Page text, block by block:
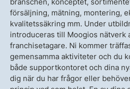
försäljning, mätning, montering,
kvalitetssäkring mm. Under
introduceras till Moogios nätverk
franchisetagare. Ni kommer
gemensamma aktiviteter och du
både supportkontoret och dina
dig när du har frågor eller